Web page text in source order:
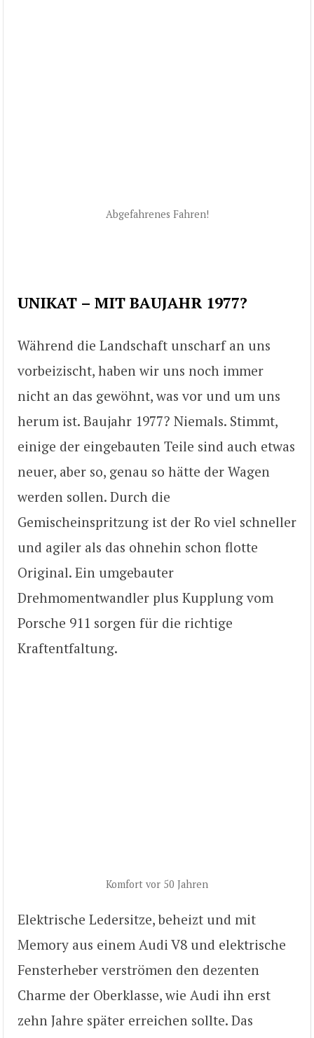
Abgefahrenes Fahren!
UNIKAT – MIT BAUJAHR 1977?
Während die Landschaft unscharf an uns
vorbeizischt, haben wir uns noch immer
nicht an das gewöhnt, was vor und um uns
herum ist. Baujahr 1977? Niemals. Stimmt,
einige der eingebauten Teile sind auch etwas
neuer, aber so, genau so hätte der Wagen
werden sollen. Durch die
Gemischeinspritzung ist der Ro viel schneller
und agiler als das ohnehin schon flotte
Original. Ein umgebauter
Drehmomentwandler plus Kupplung vom
Porsche 911 sorgen für die richtige
Kraftentfaltung.
Komfort vor 50 Jahren
Elektrische Ledersitze, beheizt und mit
Memory aus einem Audi V8 und elektrische
Fensterheber verströmen den dezenten
Charme der Oberklasse, wie Audi ihn erst
zehn Jahre später erreichen sollte. Das